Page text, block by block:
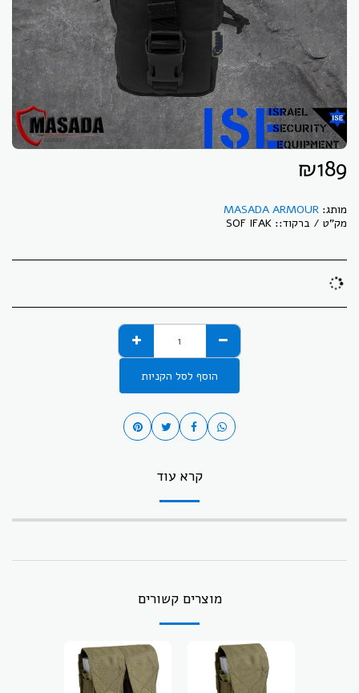
₪189
מותג: MASADA ARMOUR
מק"ט / ברקוד:: SOF IFAK
הוסף לסל הקניות
קרא עוד
מוצרים קשורים